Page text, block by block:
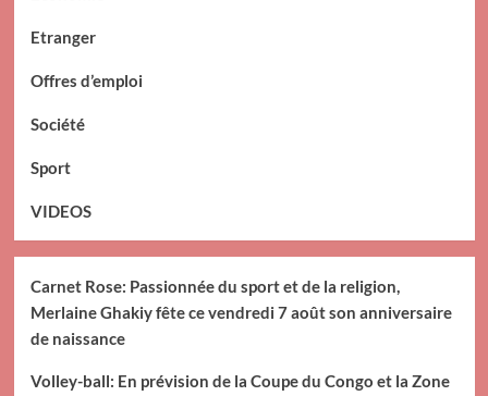
Etranger
Offres d’emploi
Société
Sport
VIDEOS
Carnet Rose: Passionnée du sport et de la religion,
Merlaine Ghakiy fête ce vendredi 7 août son anniversaire
de naissance
Volley-ball: En prévision de la Coupe du Congo et la Zone